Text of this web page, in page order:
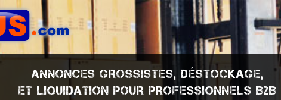
ANNONCES GROSSISTES, DÉSTOCKAGE,
ET LIQUIDATION POUR PROFESSIONNELS B2B